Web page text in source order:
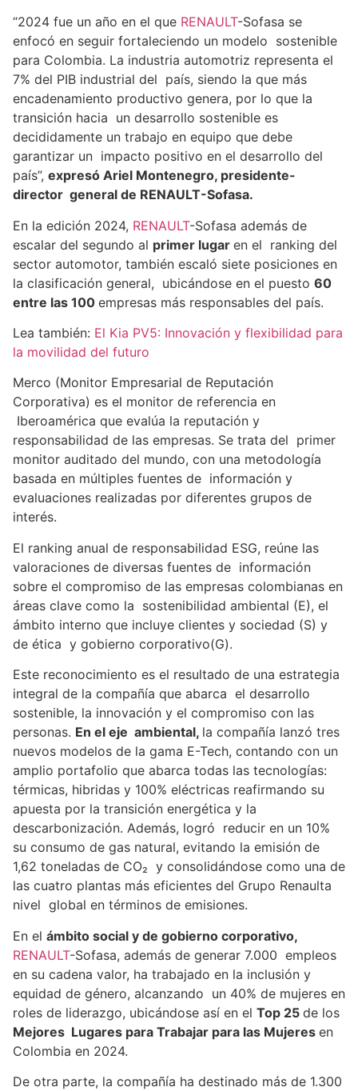
“2024 fue un año en el que RENAULT-Sofasa se
enfocó en seguir fortaleciendo un modelo sostenible
para Colombia. La industria automotriz representa el
7% del PIB industrial del país, siendo la que más
encadenamiento productivo genera, por lo que la
transición hacia un desarrollo sostenible es
decididamente un trabajo en equipo que debe
garantizar un impacto positivo en el desarrollo del
país”, expresó Ariel Montenegro, presidente-
director general de RENAULT-Sofasa.
En la edición 2024, RENAULT-Sofasa además de
escalar del segundo al primer lugar en el ranking del
sector automotor, también escaló siete posiciones en
la clasificación general, ubicándose en el puesto 60
entre las 100 empresas más responsables del país.
Lea también: El Kia PV5: Innovación y flexibilidad para
la movilidad del futuro
Merco (Monitor Empresarial de Reputación
Corporativa) es el monitor de referencia en
Iberoamérica que evalúa la reputación y
responsabilidad de las empresas. Se trata del primer
monitor auditado del mundo, con una metodología
basada en múltiples fuentes de información y
evaluaciones realizadas por diferentes grupos de
interés.
El ranking anual de responsabilidad ESG, reúne las
valoraciones de diversas fuentes de información
sobre el compromiso de las empresas colombianas en
áreas clave como la sostenibilidad ambiental (E), el
ámbito interno que incluye clientes y sociedad (S) y
de ética y gobierno corporativo(G).
Este reconocimiento es el resultado de una estrategia
integral de la compañía que abarca el desarrollo
sostenible, la innovación y el compromiso con las
personas. En el eje ambiental, la compañía lanzó tres
nuevos modelos de la gama E-Tech, contando con un
amplio portafolio que abarca todas las tecnologías:
térmicas, hibridas y 100% eléctricas reafirmando su
apuesta por la transición energética y la
descarbonización. Además, logró reducir en un 10%
su consumo de gas natural, evitando la emisión de
1,62 toneladas de CO₂ y consolidándose como una de
las cuatro plantas más eficientes del Grupo Renaulta
nivel global en términos de emisiones.
En el ámbito social y de gobierno corporativo,
RENAULT-Sofasa, además de generar 7.000 empleos
en su cadena valor, ha trabajado en la inclusión y
equidad de género, alcanzando un 40% de mujeres en
roles de liderazgo, ubicándose así en el Top 25 de los
Mejores Lugares para Trabajar para las Mujeres en
Colombia en 2024.
De otra parte, la compañía ha destinado más de 1.300